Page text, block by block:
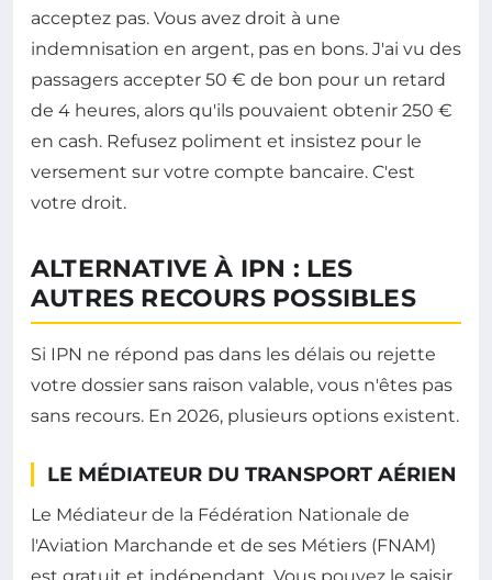
acceptez pas. Vous avez droit à une
indemnisation en argent, pas en bons. J'ai vu des
passagers accepter 50 € de bon pour un retard
de 4 heures, alors qu'ils pouvaient obtenir 250 €
en cash. Refusez poliment et insistez pour le
versement sur votre compte bancaire. C'est
votre droit.
ALTERNATIVE À IPN : LES
AUTRES RECOURS POSSIBLES
Si IPN ne répond pas dans les délais ou rejette
votre dossier sans raison valable, vous n'êtes pas
sans recours. En 2026, plusieurs options existent.
LE MÉDIATEUR DU TRANSPORT AÉRIEN
Le Médiateur de la Fédération Nationale de
l'Aviation Marchande et de ses Métiers (FNAM)